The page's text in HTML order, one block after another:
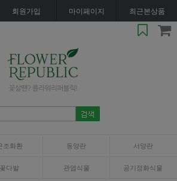
회원가입 마이페이지 최근본상품
조화환 동양란 서양란
꽃다발 관엽식물 공기정화식물